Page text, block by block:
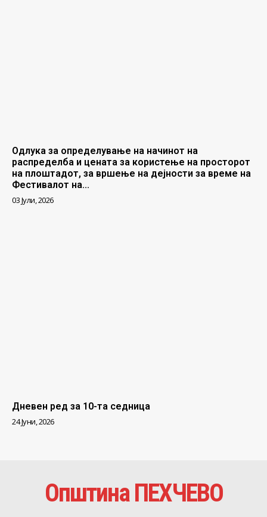
Одлука за определување на начинот на
распределба и цената за користење на просторот
на плоштадот, за вршење на дејности за време на
Фестивалот на...
03 Јули, 2026
Дневен ред за 10-та седница
24 Јуни, 2026
Општина ПЕХЧЕВО